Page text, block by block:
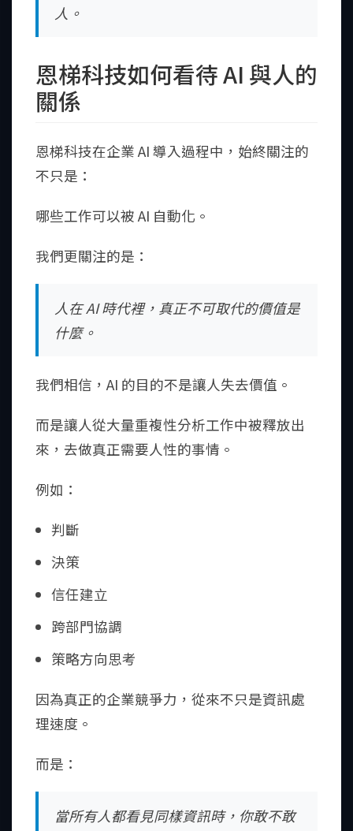
人。
恩梯科技如何看待 AI 與人的
關係
恩梯科技在企業 AI 導入過程中，始終關注的
不只是：
哪些工作可以被 AI 自動化。
我們更關注的是：
人在 AI 時代裡，真正不可取代的價值是
什麼。
我們相信，AI 的目的不是讓人失去價值。
而是讓人從大量重複性分析工作中被釋放出
來，去做真正需要人性的事情。
例如：
判斷
決策
信任建立
跨部門協調
策略方向思考
因為真正的企業競爭力，從來不只是資訊處
理速度。
而是：
當所有人都看見同樣資訊時，你敢不敢